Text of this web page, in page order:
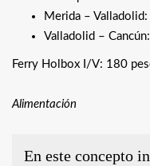
Merida –
Valladolid –
Ferry Holbox I/V: 180
Alimentación
En este concepto